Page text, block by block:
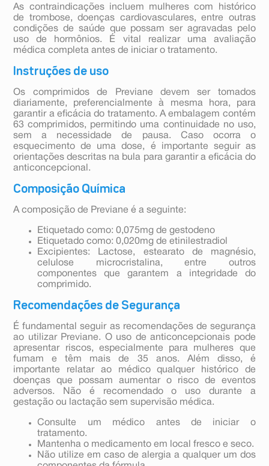
As contraindicações incluem mulheres com histórico
de trombose, doenças cardiovasculares, entre outras
condições de saúde que possam ser agravadas pelo
uso de hormônios. É vital realizar uma avaliação
médica completa antes de iniciar o tratamento.
Instruções de uso
Os comprimidos de Previane devem ser tomados
diariamente, preferencialmente à mesma hora, para
garantir a eficácia do tratamento. A embalagem contém
63 comprimidos, permitindo uma continuidade no uso,
sem a necessidade de pausa. Caso ocorra o
esquecimento de uma dose, é importante seguir as
orientações descritas na bula para garantir a eficácia do
anticoncepcional.
Composição Química
A composição de Previane é a seguinte:
Etiquetado como: 0,075mg de gestodeno
Etiquetado como: 0,020mg de etinilestradiol
Excipientes: Lactose, estearato de magnésio,
celulose microcristalina, entre outros
componentes que garantem a integridade do
comprimido.
Recomendações de Segurança
É fundamental seguir as recomendações de segurança
ao utilizar Previane. O uso de anticoncepcionais pode
apresentar riscos, especialmente para mulheres que
fumam e têm mais de 35 anos. Além disso, é
importante relatar ao médico qualquer histórico de
doenças que possam aumentar o risco de eventos
adversos. Não é recomendado o uso durante a
gestação ou lactação sem supervisão médica.
Consulte um médico antes de iniciar o
tratamento.
Mantenha o medicamento em local fresco e seco.
Não utilize em caso de alergia a qualquer um dos